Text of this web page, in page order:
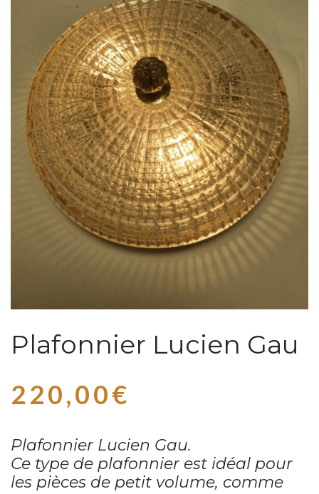
Plafonnier Lucien Gau
220,00€
Plafonnier Lucien Gau.
Ce type de plafonnier est idéal pour
les pièces de petit volume, comme